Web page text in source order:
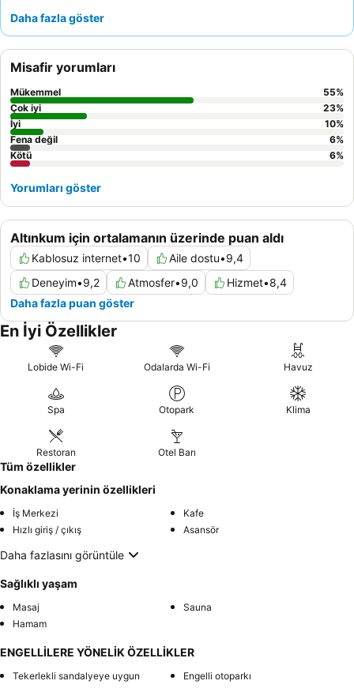
dahil olmak üzere etkileyici bir dizi olanağa sahiptir ve her yaş
samimiyetini ve dikkatini sürekli olarak övmekte, zengin kahvaltı
büfesi ve ana restorandaki
vurgulanmaktadır. Daha sakin bir deneyim için konuklar bahçeye
bakan odaları talep edebilirler.
Daha fazla göster
Altınkum için ortalamanın üzerinde puan aldı
Kablosuz internet•10 Aile dostu•9,4
Deneyim•9,2 Atmosfer•9,0 Hizmet•8,4
Daha fazla puan göster
Misafir yorumları
Mükemmel 55%
Çok iyi
23%
İyi
10%
Fena değil
6%
Kötü
6%
Yorumları göster
En İyi Özellikler
Lobide Wi-Fi Odalarda Wi-Fi Havuz
Spa Otopark Klima
Restoran Otel Barı
Tüm özellikler
Konaklama yerinin özellikleri
İş Merkezi
Kafe
Hızlı giriş / çıkış
Asansör
Daha fazlasını görüntüle
Sağlıklı yaşam
Masaj
Sauna
Hamam
ENGELLİLERE YÖNELİK ÖZELLİKLER
Tekerlekli sandalyeye uygun Engelli otoparkı